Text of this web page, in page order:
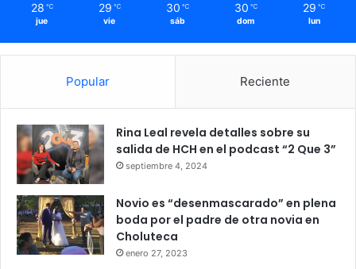
28 ℃
jue
29 ℃
vie
30 ℃
sáb
30 ℃
dom
29 ℃
lun
Popular Reciente
Rina Leal revela detalles sobre su
salida de HCH en el podcast “2 Que 3”
septiembre 4, 2024
Novio es “desenmascarado” en plena
boda por el padre de otra novia en
Choluteca
enero 27, 2023